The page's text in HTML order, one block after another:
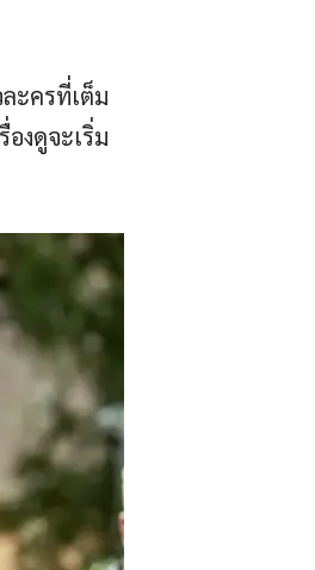
ะครที่เต็ม
งดูจะเริ่ม